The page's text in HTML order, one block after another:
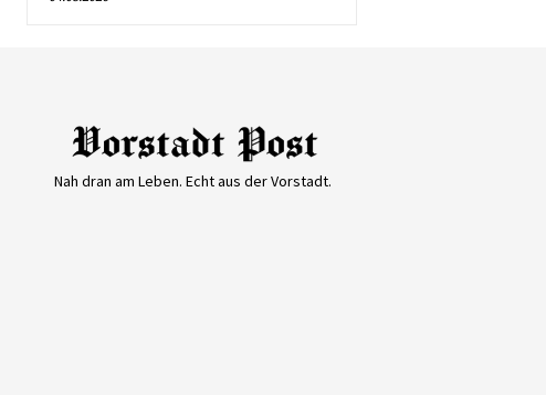
Nah dran am Leben. Echt aus der Vorstadt.